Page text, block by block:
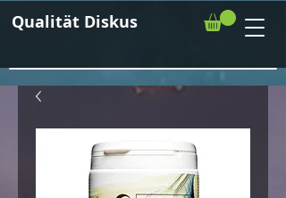
Qualität Diskus